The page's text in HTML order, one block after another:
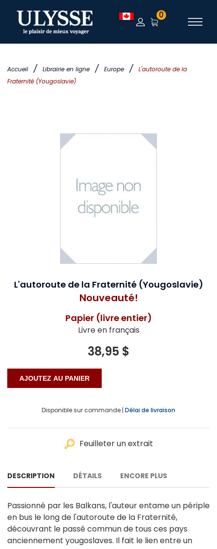
Accueil / Librairie en ligne / Europe /
L'autoroute de la
Fraternité (Yougoslavie)
0
L'autoroute de la Fraternité (Yougoslavie)
Nouveauté!
Papier (livre entier)
Livre en français
38,95 $
Disponible sur commande | Délai de livraison
Feuilleter un extrait
DESCRIPTION DÉTAILS ENCORE PLUS
Passionné par les Balkans, l'auteur entame un périple
en bus le long de l'autoroute de la Fraternité,
découvrant le passé commun de tous ces pays
anciennement yougoslaves. Il fait le lien entre un